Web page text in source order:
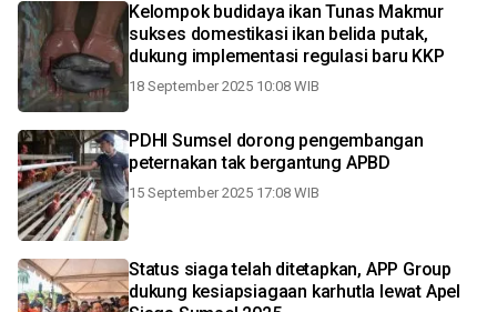
Kelompok budidaya ikan Tunas Makmur
sukses domestikasi ikan belida putak,
dukung implementasi regulasi baru KKP
18 September 2025 10:08 WIB
PDHI Sumsel dorong pengembangan
peternakan tak bergantung APBD
15 September 2025 17:08 WIB
Status siaga telah ditetapkan, APP Group
dukung kesiapsiagaan karhutla lewat Apel